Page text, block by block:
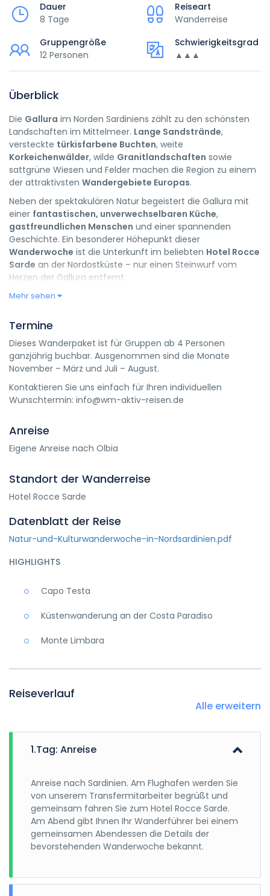
Dauer
8 Tage
Reiseart
Wanderreise
Gruppengröße
12 Personen
Schwierigkeitsgrad
▲▲▲
Überblick
Die Gallura im Norden Sardiniens zählt zu den schönsten
Landschaften im Mittelmeer. Lange Sandstrände,
versteckte türkisfarbene Buchten, weite
Korkeichenwälder, wilde Granitlandschaften sowie
sattgrüne Wiesen und Felder machen die Region zu einem
der attraktivsten Wandergebiete Europas.
Neben der spektakulären Natur begeistert die Gallura mit
einer fantastischen, unverwechselbaren Küche,
gastfreundlichen Menschen und einer spannenden
Geschichte. Ein besonderer Höhepunkt dieser
Wanderwoche ist die Unterkunft im beliebten Hotel Rocce
Sarde an der Nordostküste – nur einen Steinwurf vom
Herzen der Gallura entfernt.
Mehr sehen
Termine
Dieses Wanderpaket ist für Gruppen ab 4 Personen
ganzjährig buchbar. Ausgenommen sind die Monate
November – März und Juli – August.
Kontaktieren Sie uns einfach für Ihren individuellen
Wunschtermin: info@wm-aktiv-reisen.de
Anreise
Eigene Anreise nach Olbia
Standort der Wanderreise
Hotel Rocce Sarde
Datenblatt der Reise
Natur-und-Kulturwanderwoche-in-Nordsardinien.pdf
HIGHLIGHTS
Capo Testa
Küstenwanderung an der Costa Paradiso
Monte Limbara
Reiseverlauf
Alle erweitern
1.Tag: Anreise
Anreise nach Sardinien. Am Flughafen werden Sie
von unserem Transfermitarbeiter begrüßt und
gemeinsam fahren Sie zum Hotel Rocce Sarde.
Am Abend gibt Ihnen Ihr Wanderführer bei einem
gemeinsamen Abendessen die Details der
bevorstehenden Wanderwoche bekannt.